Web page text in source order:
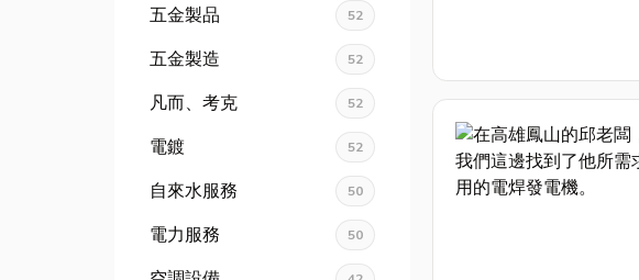
五金製品 52
五金製造 52
凡而、考克 52
電鍍 52
自來水服務 50
電力服務 50